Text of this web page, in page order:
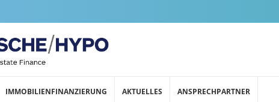
IMMOBILIENFINANZIERUNG AKTUELLES ANSPRECHPARTNER